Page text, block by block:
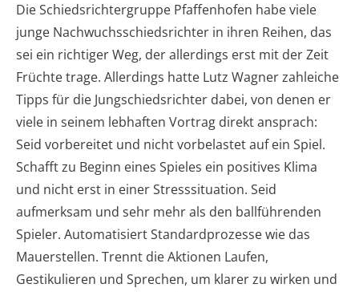
Die Schiedsrichtergruppe Pfaffenhofen habe viele
junge Nachwuchsschiedsrichter in ihren Reihen, das
sei ein richtiger Weg, der allerdings erst mit der Zeit
Früchte trage. Allerdings hatte Lutz Wagner zahleiche
Tipps für die Jungschiedsrichter dabei, von denen er
viele in seinem lebhaften Vortrag direkt ansprach:
Seid vorbereitet und nicht vorbelastet auf ein Spiel.
Schafft zu Beginn eines Spieles ein positives Klima
und nicht erst in einer Stresssituation. Seid
aufmerksam und sehr mehr als den ballführenden
Spieler. Automatisiert Standardprozesse wie das
Mauerstellen. Trennt die Aktionen Laufen,
Gestikulieren und Sprechen, um klarer zu wirken und